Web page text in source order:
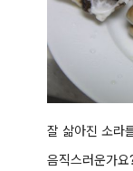
잘 삶아진 소라
음직스러운가요